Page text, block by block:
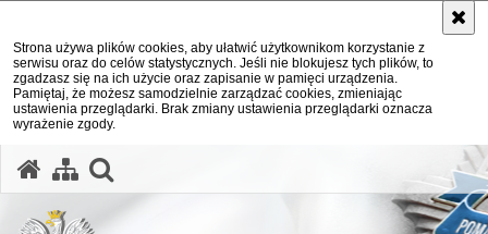
Strona używa plików cookies, aby ułatwić użytkownikom korzystanie z
serwisu oraz do celów statystycznych. Jeśli nie blokujesz tych plików, to
zgadzasz się na ich użycie oraz zapisanie w pamięci urządzenia.
Pamiętaj, że możesz samodzielnie zarządzać cookies, zmieniając
ustawienia przeglądarki. Brak zmiany ustawienia przeglądarki oznacza
wyrażenie zgody.